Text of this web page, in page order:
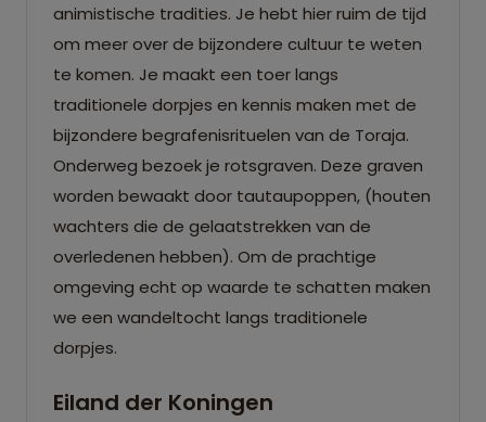
animistische tradities. Je hebt hier ruim de tijd
om meer over de bijzondere cultuur te weten
te komen. Je maakt een toer langs
traditionele dorpjes en kennis maken met de
bijzondere begrafenisrituelen van de Toraja.
Onderweg bezoek je rotsgraven. Deze graven
worden bewaakt door tautaupoppen, (houten
wachters die de gelaatstrekken van de
overledenen hebben). Om de prachtige
omgeving echt op waarde te schatten maken
we een wandeltocht langs traditionele
dorpjes.
Eiland der Koningen